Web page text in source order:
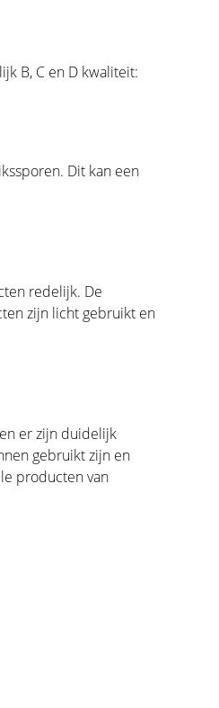
B, C en D kwaliteit:
Dit kan een
redelijk. De
zijn licht gebruikt en
er zijn duidelijk
gebruikt zijn en
producten van